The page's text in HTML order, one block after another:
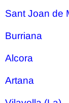
Sant Joan de
Burriana
Alcora
Artana